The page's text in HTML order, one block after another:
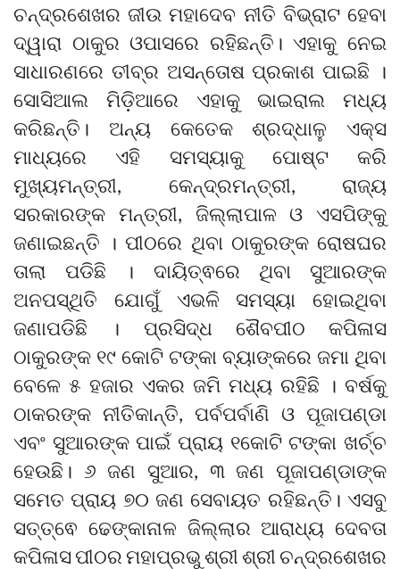
ଚନ୍ଦ୍ରଶେଖର ଜୀଉ ମହାଦେବ ନୀତି ବିଭ୍ରାଟ ହେବା
ଦ୍ୱାରା ଠାକୁର ଓପାସରେ ରହିଛନ୍ତି। ଏହାକୁ ନେଇ
ସାଧାରଣରେ ତୀବ୍ର ଅସନ୍ତୋଷ ପ୍ରକାଶ ପାଇଛି ।
ସୋସିଆଲ ମିଡ଼ିଆରେ ଏହାକୁ ଭାଇରାଲ ମଧ୍ୟ
କରିଛନ୍ତି। ଅନ୍ୟ କେତେକ ଶ୍ରଦ୍ଧାଳୁ ଏକ୍ସ
ମାଧ୍ୟରେ ଏହି ସମସ୍ୟାକୁ ପୋଷ୍ଟ କରି
ମୁଖ୍ୟମନ୍ତ୍ରୀ, କେନ୍ଦ୍ରମନ୍ତ୍ରୀ, ରାଜ୍ୟ
ସରକାରଙ୍କ ମନ୍ତ୍ରୀ, ଜିଲ୍ଲାପାଳ ଓ ଏସପିଙ୍କୁ
ଜଣାଇଛନ୍ତି । ପୀଠରେ ଥିବା ଠାକୁରଙ୍କ ରୋଷଘର
ତାଲା ପଡିଛି । ଦାୟିତ୍ଵରେ ଥିବା ସୁଆରଙ୍କ
ଅନପସ୍ଥିତି ଯୋଗୁଁ ଏଭଳି ସମସ୍ୟା ହୋଇଥିବା
ଜଣାପଡିଛି । ପ୍ରସିଦ୍ଧ ଶୈବପୀଠ କପିଳାସ
ଠାକୁରଙ୍କ ୧୯ କୋଟି ଟଙ୍କା ବ୍ୟାଙ୍କରେ ଜମା ଥିବା
ବେଳେ ୫ ହଜାର ଏକର ଜମି ମଧ୍ୟ ରହିଛି । ବର୍ଷକୁ
ଠାକରଙ୍କ ନୀତିକାନ୍ତି, ପର୍ବପର୍ବାଣି ଓ ପୂଜାପଣ୍ଡା
ଏବଂ ସୁଆରଙ୍କ ପାଇଁ ପ୍ରାୟ ୧କୋଟି ଟଙ୍କା ଖର୍ଚ୍ଚ
ହେଉଛି। ୬ ଜଣ ସୁଆର, ୩ ଜଣ ପୂଜାପଣ୍ଡାଙ୍କ
ସମେତ ପ୍ରାୟ ୭୦ ଜଣ ସେବାୟତ ରହିଛନ୍ତି। ଏସବୁ
ସତ୍ତ୍ଵେ ଢେଙ୍କାନାଳ ଜିଲ୍ଲାର ଆରାଧ୍ୟ ଦେବତା
କପିଳାସ ପୀଠର ମହାପ୍ରଭୁ ଶ୍ରୀ ଶ୍ରୀ ଚନ୍ଦ୍ରଶେଖର